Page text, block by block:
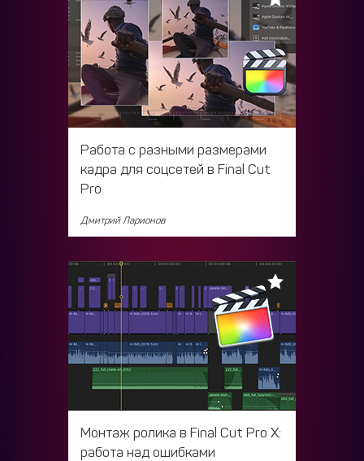
Работа с разными размерами
кадра для соцсетей в Final Cut
Pro
Дмитрий Ларионов
Монтаж ролика в Final Cut Pro X:
работа над ошибками